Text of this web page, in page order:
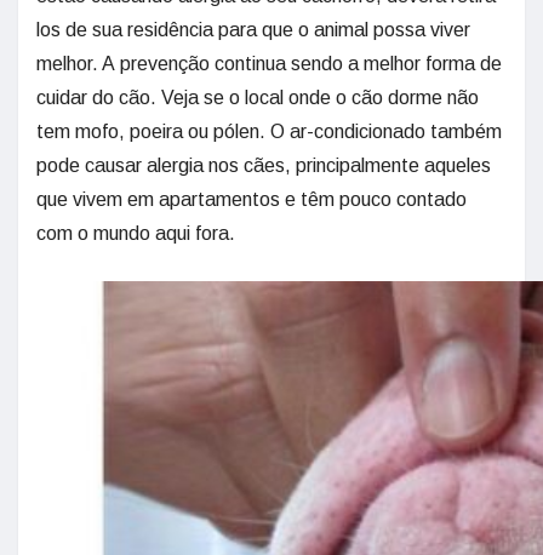
los de sua residência para que o animal possa viver
melhor. A prevenção continua sendo a melhor forma de
cuidar do cão. Veja se o local onde o cão dorme não
tem mofo, poeira ou pólen. O ar-condicionado também
pode causar alergia nos cães, principalmente aqueles
que vivem em apartamentos e têm pouco contado
com o mundo aqui fora.